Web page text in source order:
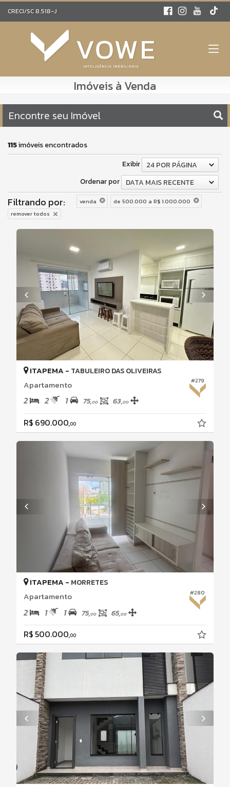
CRECI/SC 8.518-J
Imóveis à Venda
Encontre seu Imóvel
115imóveis encontrados
Exibir
24 POR PÁGINA
Ordenar por
DATA MAIS RECENTE
Filtrando por: venda
de 500.000 a R$ 1.000.000
remover todos
#279
ITAPEMA - TABULEIRO DAS OLIVEIRAS
Apartamento
2 2 1 75,00 63,00
R$ 690.000,00
#280
ITAPEMA - MORRETES
Apartamento
2 1 1 75,00 65,00
R$ 500.000,00